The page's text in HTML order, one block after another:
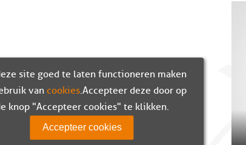
site goed te laten functioneren maken
van cookies. Accepteer deze door op
knop "Accepteer cookies" te klikken.
Accepteer cookies